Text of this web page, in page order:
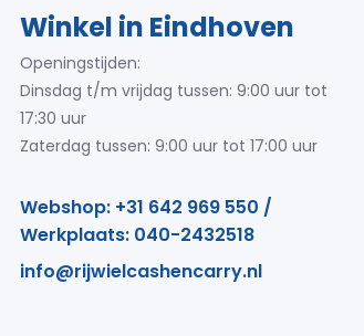
Winkel in Eindhoven
Openingstijden:
Dinsdag t/m vrijdag tussen: 9:00 uur tot
17:30 uur
Zaterdag tussen: 9:00 uur tot 17:00 uur
Webshop: +31 642 969 550 /
Werkplaats: 040-2432518
info@rijwielcashencarry.nl